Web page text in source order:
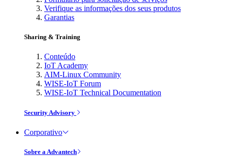
Verifique as informações dos seus produtos
Garantias
Sharing & Training
Conteúdo
IoT Academy
AIM-Linux Community
WISE-IoT Forum
WISE-IoT Technical Documentation
Security Advisory
Corporativo
Sobre a Advantech